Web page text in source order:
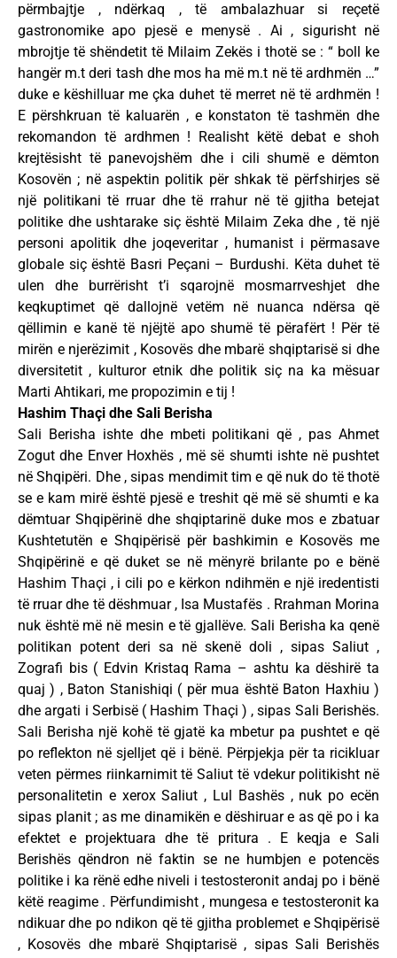
përmbajtje , ndërkaq , të ambalazhuar si reçetë
gastronomike apo pjesë e menysë . Ai , sigurisht në
mbrojtje të shëndetit të Milaim Zekës i thotë se : “ boll ke
hangër m.t deri tash dhe mos ha më m.t në të ardhmën …”
duke e këshilluar me çka duhet të merret në të ardhmën !
E përshkruan të kaluarën , e konstaton të tashmën dhe
rekomandon të ardhmen ! Realisht këtë debat e shoh
krejtësisht të panevojshëm dhe i cili shumë e dëmton
Kosovën ; në aspektin politik për shkak të përfshirjes së
një politikani të rruar dhe të rrahur në të gjitha betejat
politike dhe ushtarake siç është Milaim Zeka dhe , të një
personi apolitik dhe joqeveritar , humanist i përmasave
globale siç është Basri Peçani – Burdushi. Këta duhet të
ulen dhe burrërisht t’i sqarojnë mosmarrveshjet dhe
keqkuptimet që dallojnë vetëm në nuanca ndërsa që
qëllimin e kanë të njëjtë apo shumë të përafërt ! Për të
mirën e njerëzimit , Kosovës dhe mbarë shqiptarisë si dhe
diversitetit , kulturor etnik dhe politik siç na ka mësuar
Marti Ahtikari, me propozimin e tij !
Hashim Thaçi dhe Sali Berisha
Sali Berisha ishte dhe mbeti politikani që , pas Ahmet
Zogut dhe Enver Hoxhës , më së shumti ishte në pushtet
në Shqipëri. Dhe , sipas mendimit tim e që nuk do të thotë
se e kam mirë është pjesë e treshit që më së shumti e ka
dëmtuar Shqipërinë dhe shqiptarinë duke mos e zbatuar
Kushtetutën e Shqipërisë për bashkimin e Kosovës me
Shqipërinë e që duket se në mënyrë brilante po e bënë
Hashim Thaçi , i cili po e kërkon ndihmën e një iredentisti
të rruar dhe të dëshmuar , Isa Mustafës . Rrahman Morina
nuk është më në mesin e të gjallëve. Sali Berisha ka qenë
politikan potent deri sa në skenë doli , sipas Saliut ,
Zografi bis ( Edvin Kristaq Rama – ashtu ka dëshirë ta
quaj ) , Baton Stanishiqi ( për mua është Baton Haxhiu )
dhe argati i Serbisë ( Hashim Thaçi ) , sipas Sali Berishës.
Sali Berisha një kohë të gjatë ka mbetur pa pushtet e që
po reflekton në sjelljet që i bënë. Përpjekja për ta ricikluar
veten përmes riinkarnimit të Saliut të vdekur politikisht në
personalitetin e xerox Saliut , Lul Bashës , nuk po ecën
sipas planit ; as me dinamikën e dëshiruar e as që po i ka
efektet e projektuara dhe të pritura . E keqja e Sali
Berishës qëndron në faktin se ne humbjen e potencës
politike i ka rënë edhe niveli i testosteronit andaj po i bënë
këtë reagime . Përfundimisht , mungesa e testosteronit ka
ndikuar dhe po ndikon që të gjitha problemet e Shqipërisë
, Kosovës dhe mbarë Shqiptarisë , sipas Sali Berishës